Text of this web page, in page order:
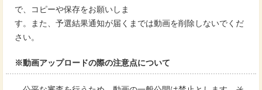
で、コピーや保存をお願いしま
す。また、予選結果通知が届くまでは動画を削除しないでくだ
さい。
※動画アップロードの際の注意点について